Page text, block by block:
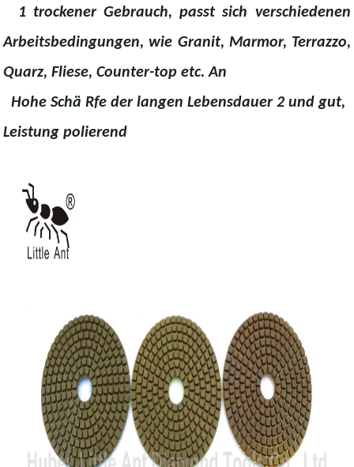
1 trockener Gebrauch, passt sich verschiedenen
Arbeitsbedingungen, wie Granit, Marmor, Terrazzo,
Quarz, Fliese, Counter-top etc. An
Hohe Schä Rfe der langen Lebensdauer 2 und gut,
Leistung polierend